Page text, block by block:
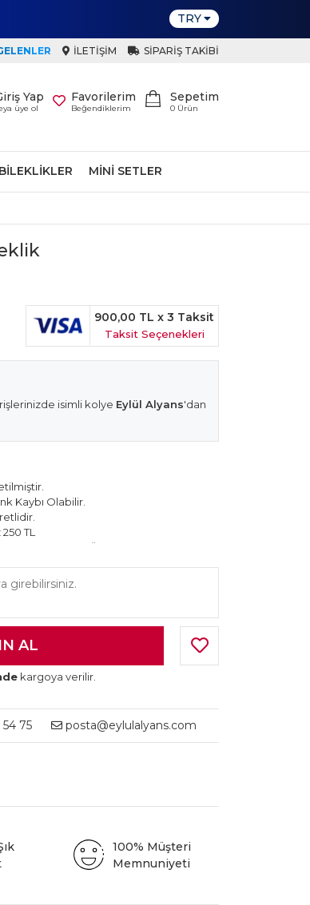
TRY
İLETIŞIM SIPARIŞ TAKIBI
Sepetim
0 Ürün
Favorilerim
Beğendiklerim
Yap
üye ol
BILEKLIKLER MINI SETLER
900,00 TL x 3 Taksit
Taksit Seçenekleri
isimli kolye Eylül Alyans'dan
Kaybı Olabilir.
TL
150 TL Sabit Ücret ile Hareket
kargoya verilir.
75 posta@eylulalyans.com
100% Müşteri
Memnuniyeti